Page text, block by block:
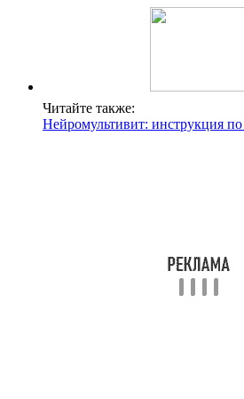
Читайте также:
Нейромультивит: инструкция